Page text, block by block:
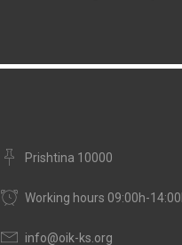
Prishtina 10000
Working hours 09:00h-
info@oik-ks.org